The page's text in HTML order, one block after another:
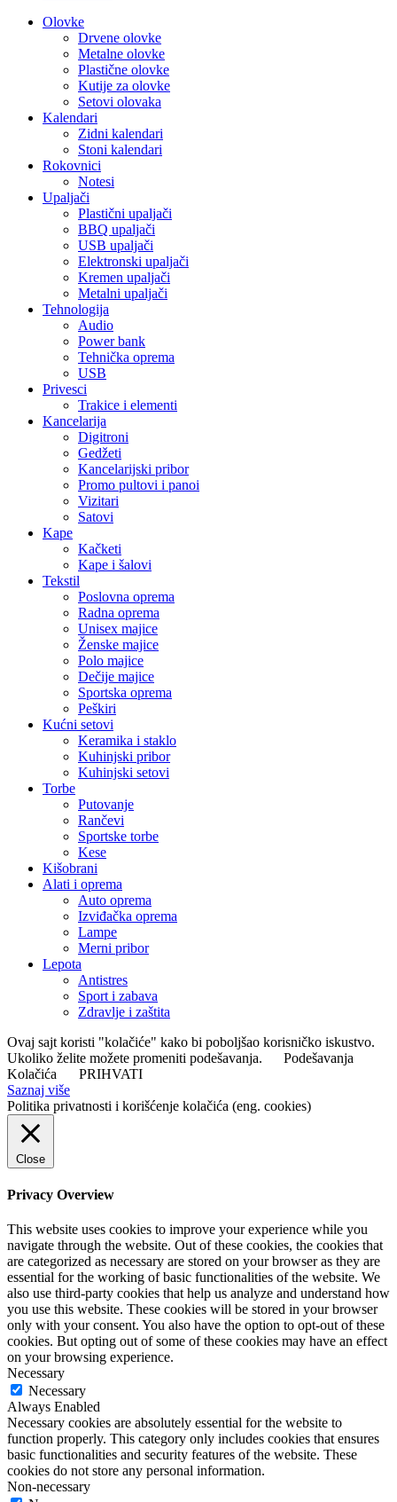
Olovke
Drvene olovke
Metalne olovke
Plastične olovke
Kutije za olovke
Setovi olovaka
Kalendari
Zidni kalendari
Stoni kalendari
Rokovnici
Notesi
Upaljači
Plastični upaljači
BBQ upaljači
USB upaljači
Elektronski upaljači
Kremen upaljači
Metalni upaljači
Tehnologija
Audio
Power bank
Tehnička oprema
USB
Privesci
Trakice i elementi
Kancelarija
Digitroni
Gedžeti
Kancelarijski pribor
Promo pultovi i panoi
Vizitari
Satovi
Kape
Kačketi
Kape i šalovi
Tekstil
Poslovna oprema
Radna oprema
Unisex majice
Ženske majice
Polo majice
Dečije majice
Sportska oprema
Peškiri
Kućni setovi
Keramika i staklo
Kuhinjski pribor
Kuhinjski setovi
Torbe
Putovanje
Rančevi
Sportske torbe
Kese
Kišobrani
Alati i oprema
Auto oprema
Izviđačka oprema
Lampe
Merni pribor
Lepota
Antistres
Sport i zabava
Zdravlje i zaštita
Ovaj sajt koristi "kolačiće" kako bi poboljšao korisničko iskustvo.
Ukoliko želite možete promeniti podešavanja.
Podešavanja
Kolačića
PRIHVATI
Saznaj više
Politika privatnosti i korišćenje kolačića (eng. cookies)
Close
Privacy Overview
This website uses cookies to improve your experience while you
navigate through the website. Out of these cookies, the cookies that
are categorized as necessary are stored on your browser as they are
essential for the working of basic functionalities of the website. We
also use third-party cookies that help us analyze and understand how
you use this website. These cookies will be stored in your browser
only with your consent. You also have the option to opt-out of these
cookies. But opting out of some of these cookies may have an effect
on your browsing experience.
Necessary
Necessary
Always Enabled
Necessary cookies are absolutely essential for the website to
function properly. This category only includes cookies that ensures
basic functionalities and security features of the website. These
cookies do not store any personal information.
Non-necessary